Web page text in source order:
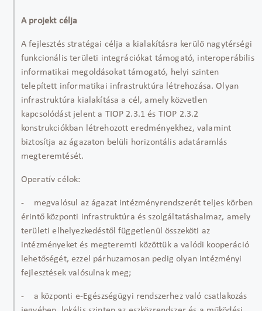
A projekt célja
A fejlesztés stratégai célja a kialakításra kerülő nagytérségi
funkcionális területi integrációkat támogató, interoperábilis
informatikai megoldásokat támogató, helyi szinten
telepített informatikai infrastruktúra létrehozása. Olyan
infrastruktúra kialakítása a cél, amely közvetlen
kapcsolódást jelent a TIOP 2.3.1 és TIOP 2.3.2
konstrukciókban létrehozott eredményekhez, valamint
biztosítja az ágazaton belüli horizontális adatáramlás
megteremtését.
Operatív célok:
- megvalósul az ágazat intézményrendszerét teljes körben
érintő központi infrastruktúra és szolgáltatáshalmaz, amely
területi elhelyezkedéstől függetlenül összeköti az
intézményeket és megteremti közöttük a valódi kooperáció
lehetőségét, ezzel párhuzamosan pedig olyan intézményi
fejlesztések valósulnak meg;
- a központi e-Egészségügyi rendszerhez való csatlakozás